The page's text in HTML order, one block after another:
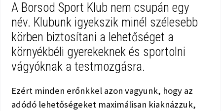
A Borsod Sport Klub nem csupán egy
név. Klubunk igyekszik minél szélesebb
körben biztosítani a lehetőséget a
környékbéli gyerekeknek és sportolni
vágyóknak a testmozgásra.
Ezért minden erőnkkel azon vagyunk, hogy az
adódó lehetőségeket maximálisan kiaknázzuk,